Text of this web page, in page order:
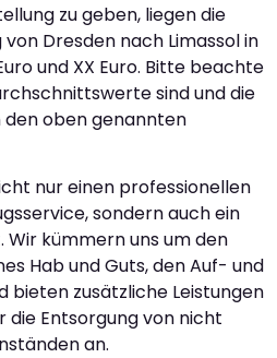
zu geben, liegen die
Dresden nach Limassol in
und XX Euro. Bitte beachte
sind und die
oben genannten
nur einen professionellen
sondern auch ein
kümmern uns um den
Hab und Guts, den Auf- und
bieten zusätzliche Leistungen
die Entsorgung von nicht
an.